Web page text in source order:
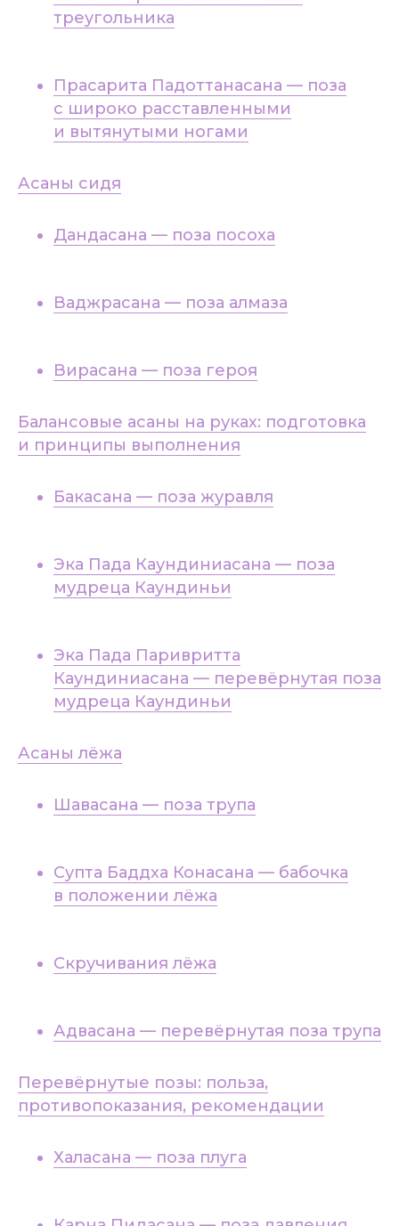
треугольника
Прасарита Падоттанасана — поза
с широко расставленными
и вытянутыми ногами
Асаны сидя
Дандасана — поза посоха
Ваджрасана — поза алмаза
Вирасана — поза героя
Балансовые асаны на руках: подготовка
и принципы выполнения
Бакасана — поза журавля
Эка Пада Каундиниасана — поза
мудреца Каундиньи
Эка Пада Паривритта
Каундиниасана — перевёрнутая поза
мудреца Каундиньи
Асаны лёжа
Шавасана — поза трупа
Супта Баддха Конасана — бабочка
в положении лёжа
Скручивания лёжа
Адвасана — перевёрнутая поза трупа
Перевёрнутые позы: польза,
противопоказания, рекомендации
Халасана — поза плуга